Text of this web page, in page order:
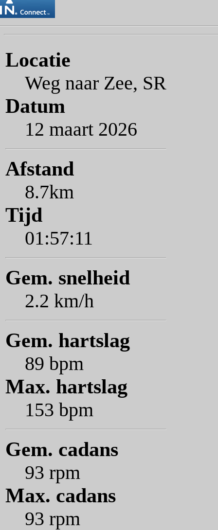
Locatie
Weg naar Zee, SR
Datum
12 maart 2026
Afstand
8.7km
Tijd
01:57:11
Gem. snelheid
2.2 km/h
Gem. hartslag
89 bpm
Max. hartslag
153 bpm
Gem. cadans
93 rpm
Max. cadans
93 rpm